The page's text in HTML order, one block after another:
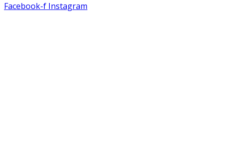
Facebook-f Instagram